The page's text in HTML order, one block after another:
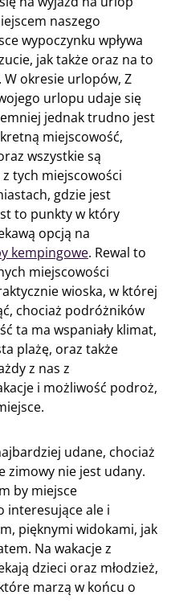
naszego
wypoczynku wpływa
jak także oraz na to
W okresie urlopów, Z
urlopu udaje się
jednak trudno jest
miejscowość,
wszystkie są
tych miejscowości
gdzie jest
to punkty w który
opcją na
kempingowe. Rewal to
miejscowości
wioska, w której
chociaż podróżników
ta ma wspaniały klimat,
plażę, oraz także
z nas z
i możliwość podroż,
udane, chociaż
zimowy nie jest udany.
by miejsce
interesujące ale i
pięknymi widokami, jak
Na wakacje z
dzieci oraz młodzież,
marzą w końcu o